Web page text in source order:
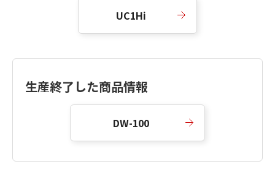
UC1Hi
生産終了した商品情報
DW-100